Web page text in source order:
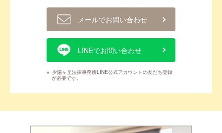
メールでお問い合わせ
LINEでお問い合わせ
※ 夕陽ヶ丘法律事務所LINE公式アカウントの友だち登録
が必要です。